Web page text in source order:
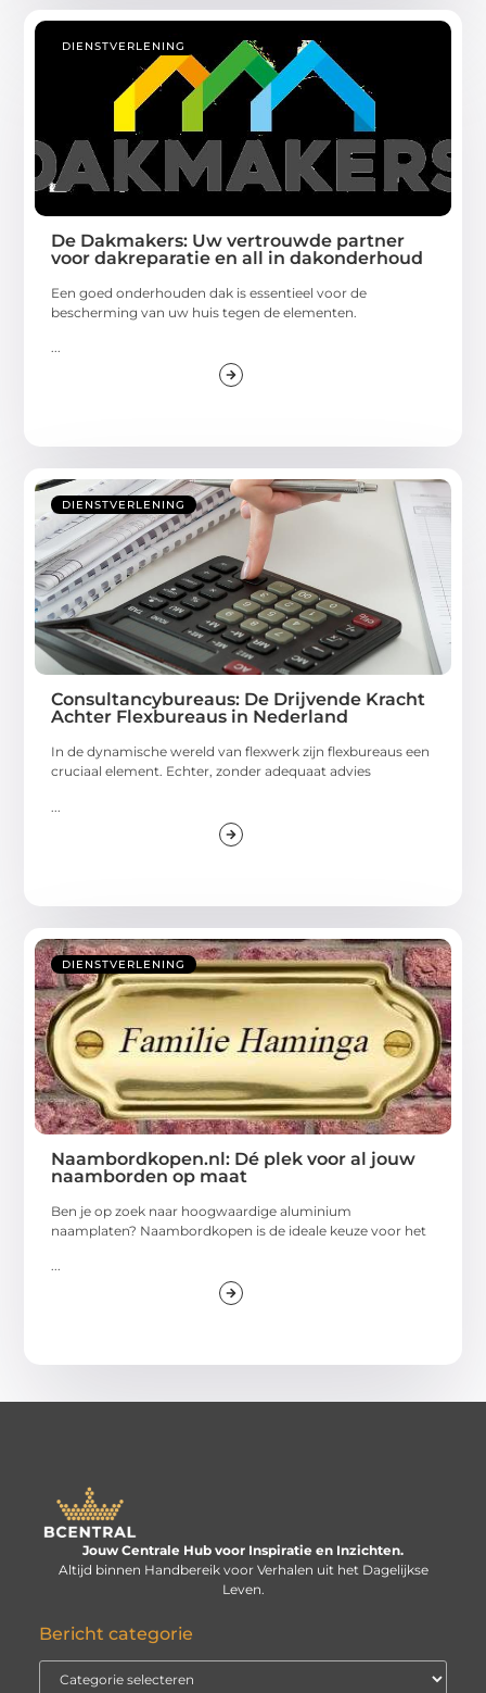
DIENSTVERLENING
De Dakmakers: Uw vertrouwde partner
voor dakreparatie en all in dakonderhoud
Een goed onderhouden dak is essentieel voor de
bescherming van uw huis tegen de elementen.
...
DIENSTVERLENING
Consultancybureaus: De Drijvende Kracht
Achter Flexbureaus in Nederland
In de dynamische wereld van flexwerk zijn flexbureaus een
cruciaal element. Echter, zonder adequaat advies
DIENSTVERLENING
Naambordkopen.nl: Dé plek voor al jouw
naamborden op maat
Ben je op zoek naar hoogwaardige aluminium
naamplaten? Naambordkopen is de ideale keuze voor het
...
Jouw Centrale Hub voor Inspiratie en Inzichten.
Altijd binnen Handbereik voor Verhalen uit het Dagelijkse
Leven.
Bericht categorie